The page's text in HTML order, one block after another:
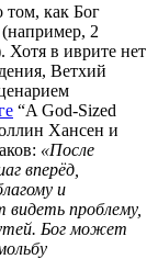
том, как Бог
2
Хотя в иврите нет
Ветхий
“A God-Sized
Хансен и
«После
вперёд,
и
видеть проблему,
Бог может